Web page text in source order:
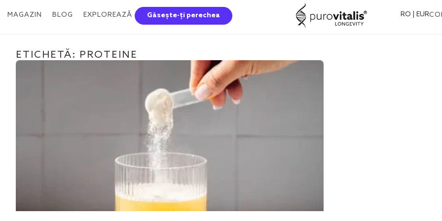
MAGAZIN BLOG EXPLOREAZĂ Găsește-ți perechea RO | EUR
ETICHETĂ: PROTEINE